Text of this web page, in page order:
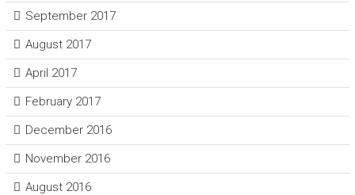
September 2017
August 2017
April 2017
February 2017
December 2016
November 2016
August 2016